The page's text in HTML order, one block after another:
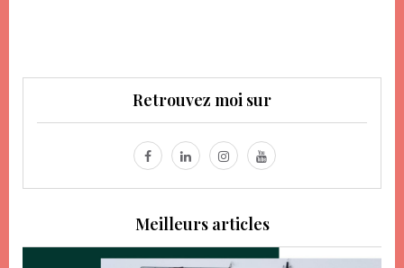
Retrouvez moi sur
Meilleurs articles